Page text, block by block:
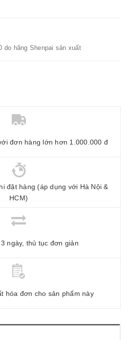
do hãng Shenpai sản xuất
đơn hàng lớn hơn 1.000.000 đ
đặt hàng (áp dụng với Hà Nội &
HCM)
ngày, thủ tục đơn giản
hóa đơn cho sản phẩm này